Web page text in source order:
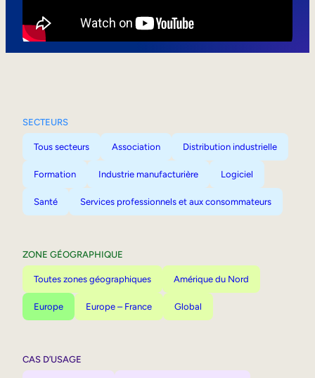
SECTEURS
Tous secteurs Association Distribution industrielle
Formation Industrie manufacturière Logiciel
Santé Services professionnels et aux consommateurs
ZONE GÉOGRAPHIQUE
Toutes zones géographiques Amérique du Nord
Europe Europe – France Global
CAS D’USAGE